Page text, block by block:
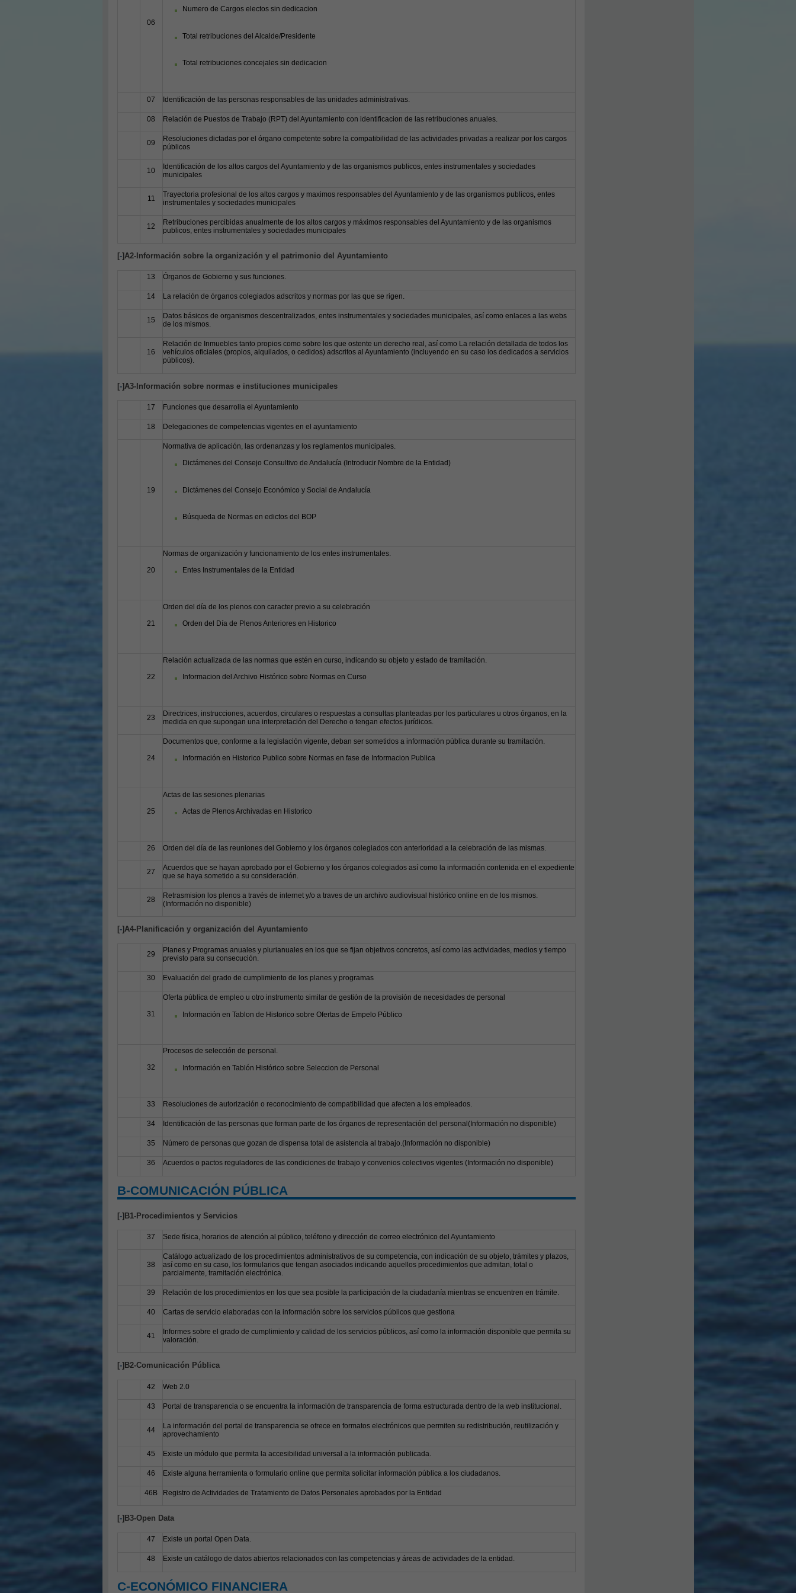
06
Numero de Cargos electos sin dedicacion
Total retribuciones del Alcalde/Presidente
Total retribuciones concejales sin dedicacion
07 Identificación de las personas responsables de las unidades administrativas.
08 Relación de Puestos de Trabajo (RPT) del Ayuntamiento con identificacion de las retribuciones anuales.
09
Resoluciones dictadas por el órgano competente sobre la compatibilidad de las actividades privadas a realizar por los cargos
públicos
10
Identificación de los altos cargos del Ayuntamiento y de las organismos publicos, entes instrumentales y sociedades
municipales
11
Trayectoria profesional de los altos cargos y maximos responsables del Ayuntamiento y de las organismos publicos, entes
instrumentales y sociedades municipales
12
Retribuciones percibidas anualmente de los altos cargos y máximos responsables del Ayuntamiento y de las organismos
publicos, entes instrumentales y sociedades municipales
[-]A2-Información sobre la organización y el patrimonio del Ayuntamiento
13 Órganos de Gobierno y sus funciones.
14 La relación de órganos colegiados adscritos y normas por las que se rigen.
15
Datos básicos de organismos descentralizados, entes instrumentales y sociedades municipales, así como enlaces a las webs
de los mismos.
16
Relación de Inmuebles tanto propios como sobre los que ostente un derecho real, así como La relación detallada de todos los
vehículos oficiales (propios, alquilados, o cedidos) adscritos al Ayuntamiento (incluyendo en su caso los dedicados a servicios
públicos).
[-]A3-Información sobre normas e instituciones municipales
17 Funciones que desarrolla el Ayuntamiento
18 Delegaciones de competencias vigentes en el ayuntamiento
19
Normativa de aplicación, las ordenanzas y los reglamentos municipales.
Dictámenes del Consejo Consultivo de Andalucía (Introducir Nombre de la Entidad)
Dictámenes del Consejo Económico y Social de Andalucía
Búsqueda de Normas en edictos del BOP
20
Normas de organización y funcionamiento de los entes instrumentales.
Entes Instrumentales de la Entidad
21
Orden del día de los plenos con caracter previo a su celebración
Orden del Día de Plenos Anteriores en Historico
22
Relación actualizada de las normas que estén en curso, indicando su objeto y estado de tramitación.
Informacion del Archivo Histórico sobre Normas en Curso
23
Directrices, instrucciones, acuerdos, circulares o respuestas a consultas planteadas por los particulares u otros órganos, en la
medida en que supongan una interpretación del Derecho o tengan efectos jurídicos.
24
Documentos que, conforme a la legislación vigente, deban ser sometidos a información pública durante su tramitación.
Información en Historico Publico sobre Normas en fase de Informacion Publica
25
Actas de las sesiones plenarias
Actas de Plenos Archivadas en Historico
26 Orden del día de las reuniones del Gobierno y los órganos colegiados con anterioridad a la celebración de las mismas.
27
Acuerdos que se hayan aprobado por el Gobierno y los órganos colegiados así como la información contenida en el expediente
que se haya sometido a su consideración.
28
Retrasmision los plenos a través de internet y/o a traves de un archivo audiovisual histórico online en de los mismos.
(Información no disponible)
[-]A4-Planificación y organización del Ayuntamiento
29
Planes y Programas anuales y plurianuales en los que se fijan objetivos concretos, así como las actividades, medios y tiempo
previsto para su consecución.
30 Evaluación del grado de cumplimiento de los planes y programas
31
Oferta pública de empleo u otro instrumento similar de gestión de la provisión de necesidades de personal
Información en Tablon de Historico sobre Ofertas de Empelo Público
32
Procesos de selección de personal.
Información en Tablón Histórico sobre Seleccion de Personal
33 Resoluciones de autorización o reconocimiento de compatibilidad que afecten a los empleados.
34 Identificación de las personas que forman parte de los órganos de representación del personal(Información no disponible)
35 Número de personas que gozan de dispensa total de asistencia al trabajo.(Información no disponible)
36 Acuerdos o pactos reguladores de las condiciones de trabajo y convenios colectivos vigentes (Información no disponible)
B-COMUNICACIÓN PÚBLICA
[-]B1-Procedimientos y Servicios
37 Sede física, horarios de atención al público, teléfono y dirección de correo electrónico del Ayuntamiento
38
Catálogo actualizado de los procedimientos administrativos de su competencia, con indicación de su objeto, trámites y plazos,
así como en su caso, los formularios que tengan asociados indicando aquellos procedimientos que admitan, total o
parcialmente, tramitación electrónica.
39 Relación de los procedimientos en los que sea posible la participación de la ciudadanía mientras se encuentren en trámite.
40 Cartas de servicio elaboradas con la información sobre los servicios públicos que gestiona
41
Informes sobre el grado de cumplimiento y calidad de los servicios públicos, así como la información disponible que permita su
valoración.
[-]B2-Comunicación Pública
42 Web 2.0
43 Portal de transparencia o se encuentra la información de transparencia de forma estructurada dentro de la web institucional.
44
La información del portal de transparencia se ofrece en formatos electrónicos que permiten su redistribución, reutilización y
aprovechamiento
45 Existe un módulo que permita la accesibilidad universal a la información publicada.
46 Existe alguna herramienta o formulario online que permita solicitar información pública a los ciudadanos.
46B Registro de Actividades de Tratamiento de Datos Personales aprobados por la Entidad
[-]B3-Open Data
47 Existe un portal Open Data.
48 Existe un catálogo de datos abiertos relacionados con las competencias y áreas de actividades de la entidad.
C-ECONÓMICO FINANCIERA